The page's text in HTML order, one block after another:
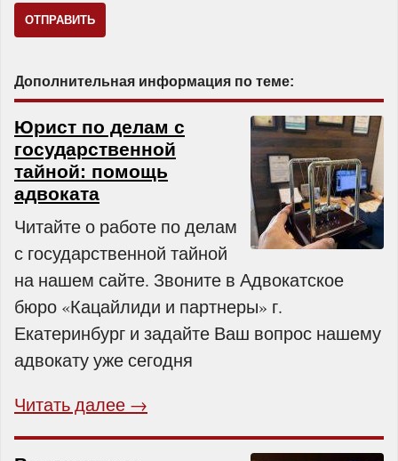
Дополнительная информация по теме:
Юрист по делам с
государственной
тайной: помощь
адвоката
Читайте о работе по делам
с государственной тайной
на нашем сайте. Звоните в Адвокатское
бюро «Кацайлиди и партнеры» г.
Екатеринбург и задайте Ваш вопрос нашему
адвокату уже сегодня
Читать далее →